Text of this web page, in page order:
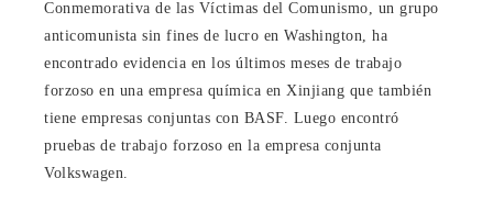
Conmemorativa de las Víctimas del Comunismo, un grupo
anticomunista sin fines de lucro en Washington, ha
encontrado evidencia en los últimos meses de trabajo
forzoso en una empresa química en Xinjiang que también
tiene empresas conjuntas con BASF. Luego encontró
pruebas de trabajo forzoso en la empresa conjunta
Volkswagen.